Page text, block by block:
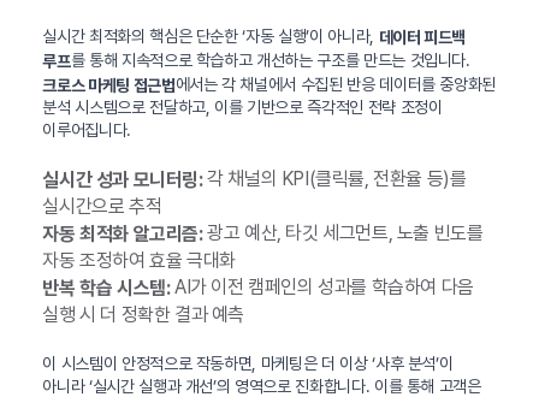
실시간 최적화의 핵심은 단순한 ‘자동 실행’이 아니라, 데이터 피드백
루프를 통해 지속적으로 학습하고 개선하는 구조를 만드는 것입니다.
크로스 마케팅 접근법에서는 각 채널에서 수집된 반응 데이터를 중앙화된
분석 시스템으로 전달하고, 이를 기반으로 즉각적인 전략 조정이
이루어집니다.
실시간 성과 모니터링:각 채널의 KPI(클릭률, 전환율 등)를
실시간으로 추적
자동 최적화 알고리즘:광고 예산, 타깃 세그먼트, 노출 빈도를
자동 조정하여 효율 극대화
반복 학습 시스템:AI가 이전 캠페인의 성과를 학습하여 다음
실행 시 더 정확한 결과 예측
이 시스템이 안정적으로 작동하면, 마케팅은 더 이상 ‘사후 분석’이
아니라 ‘실시간 실행과 개선’의 영역으로 진화합니다. 이를 통해 고객은